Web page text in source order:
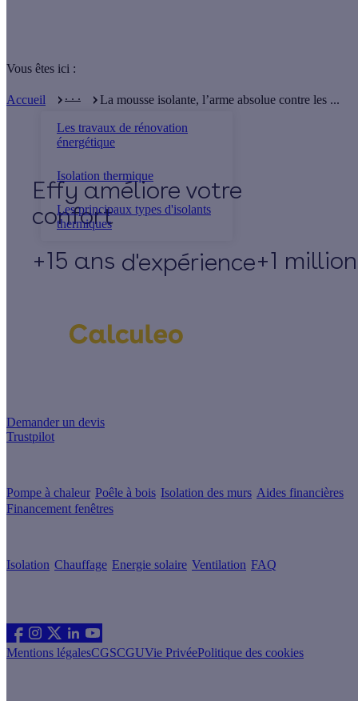
Vous êtes ici :
Accueil . . .
Les travaux de rénovation
énergétique
Isolation thermique
Les principaux types d'isolants
thermiques
La mousse isolante, l’arme absolue contre les ...
Effy
+15 ans d'expérience+1
Demander un devis
Trustpilot
Pompe à chaleur Poêle à bois Isolation des murs Aides financières
Financement fenêtres
Isolation Chauffage Energie solaire Ventilation FAQ
Mentions légalesCGSCGUVie PrivéePolitique des cookies